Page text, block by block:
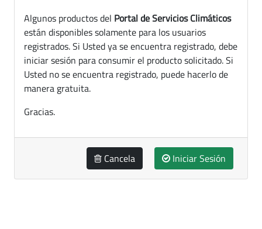
Algunos productos del Portal de Servicios Climáticos
están disponibles solamente para los usuarios
registrados. Si Usted ya se encuentra registrado, debe
iniciar sesión para consumir el producto solicitado. Si
Usted no se encuentra registrado, puede hacerlo de
manera gratuita.
Gracias.
Cancela Iniciar Sesión